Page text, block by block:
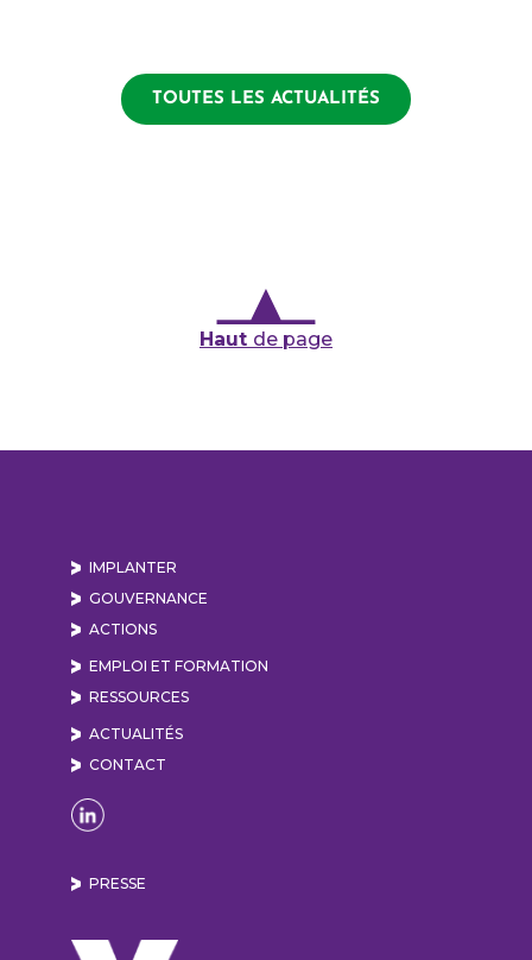
TOUTES LES ACTUALITÉS
Haut de page
IMPLANTER
GOUVERNANCE
ACTIONS
EMPLOI ET FORMATION
RESSOURCES
ACTUALITÉS
CONTACT
Naviguer sur la page Linkedin de Lyon Vallée
PRESSE